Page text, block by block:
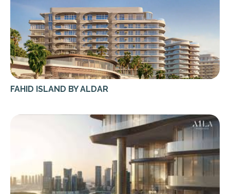
FAHID ISLAND BY ALDAR